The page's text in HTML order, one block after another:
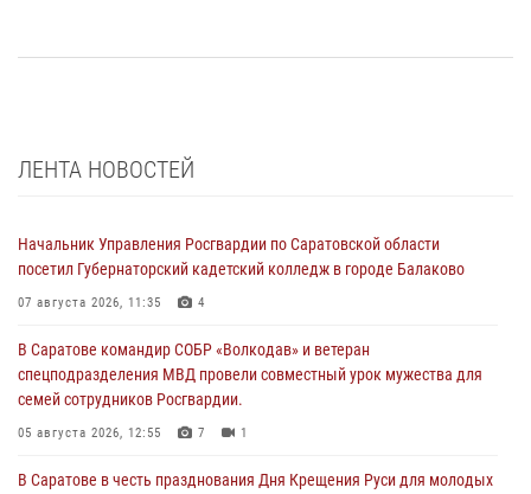
ЛЕНТА НОВОСТЕЙ
Начальник Управления Росгвардии по Саратовской области
посетил Губернаторский кадетский колледж в городе Балаково
07 августа 2026, 11:35 4
В Саратове командир СОБР «Волкодав» и ветеран
спецподразделения МВД провели совместный урок мужества для
семей сотрудников Росгвардии.
05 августа 2026, 12:55 7 1
В Саратове в честь празднования Дня Крещения Руси для молодых